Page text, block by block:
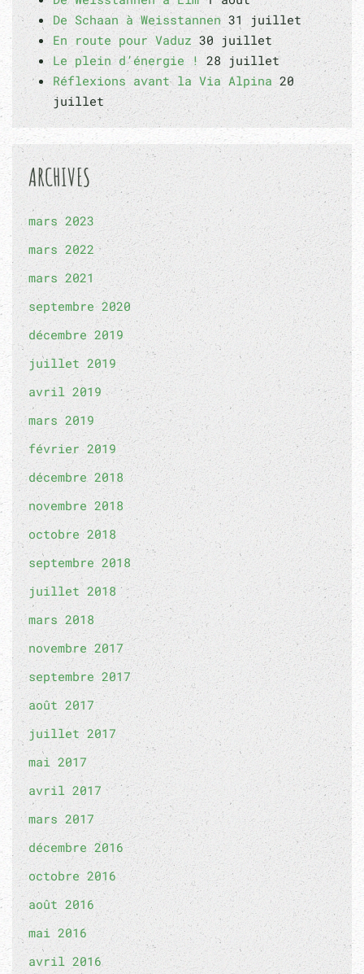
De Schaan à Weisstannen 31 juillet
En route pour Vaduz 30 juillet
Le plein d’énergie ! 28 juillet
Réflexions avant la Via Alpina 20
juillet
ARCHIVES
mars 2023
mars 2022
mars 2021
septembre 2020
décembre 2019
juillet 2019
avril 2019
mars 2019
février 2019
décembre 2018
novembre 2018
octobre 2018
septembre 2018
juillet 2018
mars 2018
novembre 2017
septembre 2017
août 2017
juillet 2017
mai 2017
avril 2017
mars 2017
décembre 2016
octobre 2016
août 2016
mai 2016
avril 2016